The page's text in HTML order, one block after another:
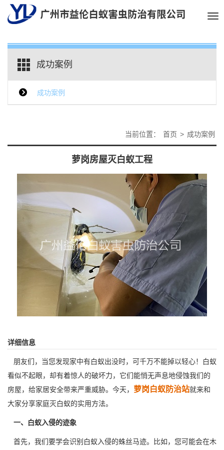
成功案例
成功案例
当前位置： 首页 > 成功案例
萝岗房屋灭白蚁工程
详细信息
朋友们，当您发现家中有白蚁出没时，可千万不能掉以轻心！白蚁
看似不起眼，却有着惊人的破坏力，它们能悄无声息地侵蚀我们的
房屋，给家居安全带来严重威胁。今天， 萝岗白蚁防治站就来和
大家分享家庭灭白蚁的实用方法。
一、白蚁入侵的迹象
首先，我们要学会识别白蚁入侵的蛛丝马迹。比如，您可能会在木